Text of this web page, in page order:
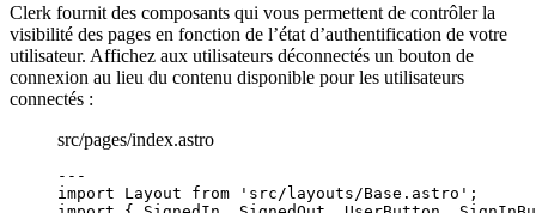
Clerk fournit des composants qui vous permettent de contrôler la
visibilité des pages en fonction de l’état d’authentification de votre
utilisateur. Affichez aux utilisateurs déconnectés un bouton de
connexion au lieu du contenu disponible pour les utilisateurs
connectés :
src/pages/index.astro
---
import Layout from ' src/layouts/Base.astro ' ;